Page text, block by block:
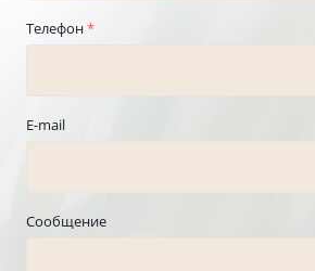
Телефон*
E-mail
Сообщение